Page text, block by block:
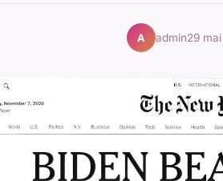
A admin29